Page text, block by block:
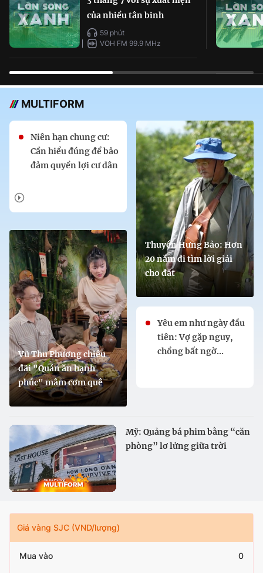
của nhiều tân binh
59 phút
VOH FM 99.9 MHz
MULTIFORM
Niên hạn chung cư:
Cần hiểu đúng để bảo
đảm quyền lợi cư dân
Thuyền Hưng Bảo: Hơn
20 năm đi tìm lời giải
cho đất
Vũ Thu Phương chiêu
đãi "Quán ăn hạnh
phúc" mâm cơm quê
Yêu em như ngày đầu
tiên: Vợ gặp nguy,
chồng bất ngờ...
Mỹ: Quảng bá phim bằng “căn
phòng” lơ lửng giữa trời
Giá vàng SJC (VND/lượng)
Mua vào 0